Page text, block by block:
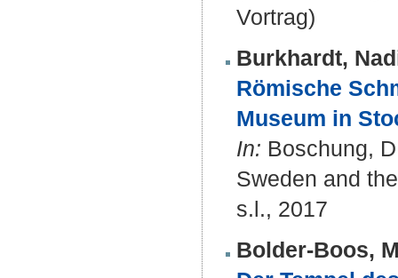
Vortrag)
Burkhardt,
Römische
Museum in
In: Boschung,
Sweden and
s.l., 2017
Bolder-Boos,